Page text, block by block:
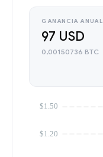
GANANCIA ANUAL
97 USD
0,00150736 BTC